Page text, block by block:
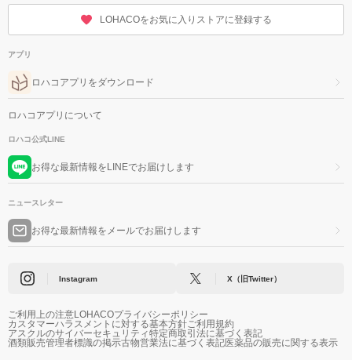
LOHACOをお気に入りストアに登録する
アプリ
ロハコアプリをダウンロード
ロハコアプリについて
ロハコ公式LINE
お得な最新情報をLINEでお届けします
ニュースレター
お得な最新情報をメールでお届けします
Instagram X（旧Twitter）
ご利用上の注意LOHACOプライバシーポリシー
カスタマーハラスメントに対する基本方針ご利用規約
アスクルのサイバーセキュリティ特定商取引法に基づく表記
酒類販売管理者標識の掲示古物営業法に基づく表記医薬品の販売に関する表示